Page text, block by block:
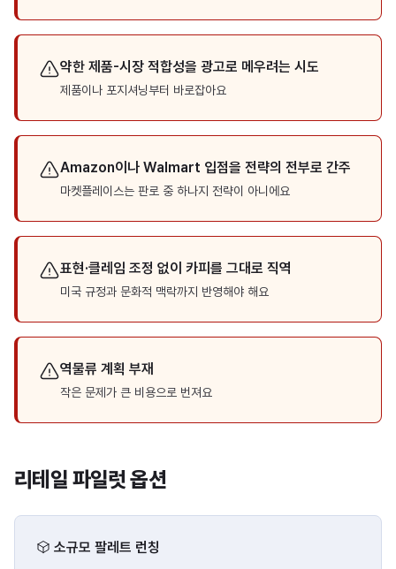
약한 제품-시장 적합성을 광고로 메우려는 시도
제품이나 포지셔닝부터 바로잡아요
Amazon이나 Walmart 입점을 전략의 전부로 간주
마켓플레이스는 판로 중 하나지 전략이 아니에요
표현·클레임 조정 없이 카피를 그대로 직역
미국 규정과 문화적 맥락까지 반영해야 해요
역물류 계획 부재
작은 문제가 큰 비용으로 번져요
리테일 파일럿 옵션
소규모 팔레트 런칭